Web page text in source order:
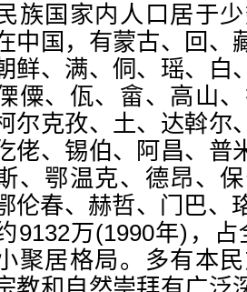
族国家内人口居于
中国，有蒙古、回、
鲜、满、侗、瑶、白
僳、佤、畲、高山
尔克孜、土、达斡尔
佬、锡伯、阿昌、普
、鄂温克、德昂、
伦春、赫哲、门巴、
9132万(1990年)，
聚居格局。多有本